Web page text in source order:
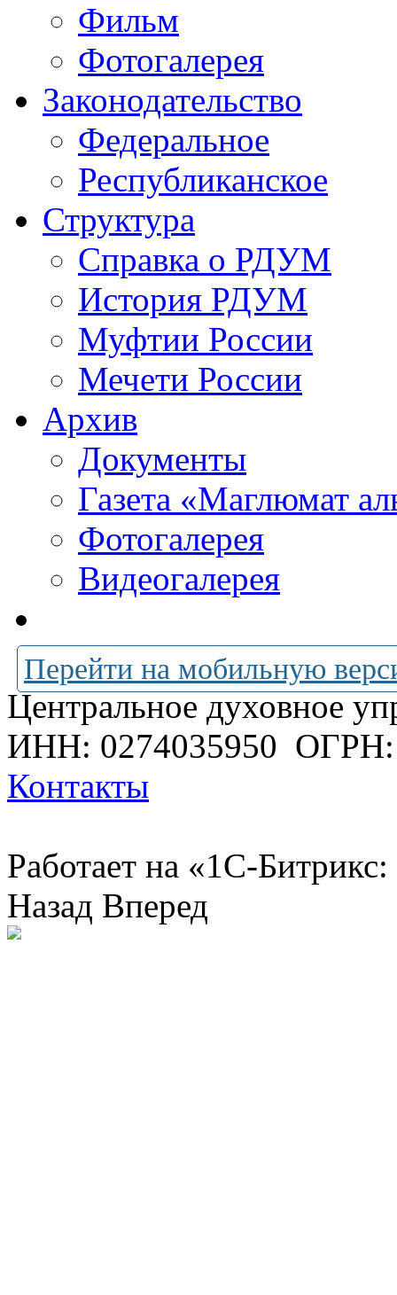
Фильм
Фотогалерея
Законодательство
Федеральное
Республиканское
Структура
Справка о РДУМ
История РДУМ
Муфтии России
Мечети России
Архив
Документы
Газета «Маглюмат
Фотогалерея
Видеогалерея
Перейти на мобильную
Центральное духовное
ИНН: 0274035950 ОГРН:
Контакты
Работает на «1С-
Назад Вперед